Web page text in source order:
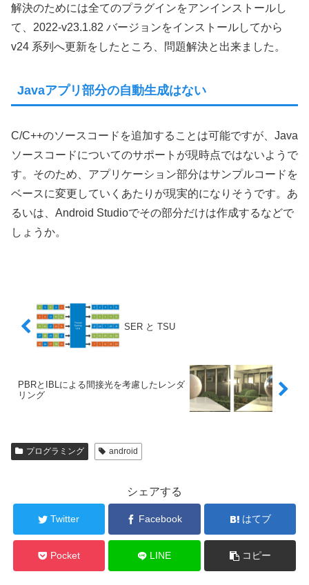
解決のためには全てのプラグインをアンインストールし
て、2022-v23.1.82 バージョンをインストールしてから
v24 系列へ更新をしたところ、問題解決と出来ました。
Javaアプリ部分の自動生成はない
C/C++のソースコードを追加することは可能ですが、Java
ソースコードについてのサポートが現時点ではないようで
す。そのため、アプリケーション部分はサンプルコードを
ベースに変更していくあたりが現実的になりそうです。あ
るいは、Android Studioでその部分だけは作成するなどで
しょうか。
SER と TSU
PBRとIBLによる間接光を考慮したレンダ
リング
プログラミング android
シェアする
Twitter Facebook はてブ
Pocket LINE コピー